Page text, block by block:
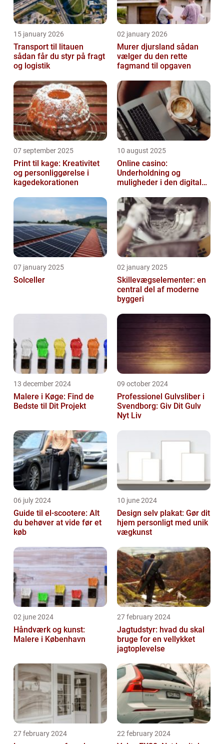
15 january 2026
Transport til litauen
sådan får du styr på fragt
og logistik
02 january 2026
Murer djursland sådan
vælger du den rette
fagmand til opgaven
07 september 2025
Print til kage: Kreativitet
og personliggørelse i
kagedekorationen
10 august 2025
Online casino:
Underholdning og
muligheder i den digitale
07 january 2025
Solceller
02 january 2025
Skillevægselementer: en
central del af moderne
byggeri
13 december 2024
Malere i Køge: Find de
Bedste til Dit Projekt
09 october 2024
Professionel Gulvsliber i
Svendborg: Giv Dit Gulv
Nyt Liv
06 july 2024
Guide til el-scootere: Alt
du behøver at vide før et
køb
10 june 2024
Design selv plakat: Gør dit
hjem personligt med unik
vægkunst
02 june 2024
Håndværk og kunst:
Malere i København
27 february 2024
Jagtudstyr: hvad du skal
bruge for en vellykket
jagtoplevelse
27 february 2024 22 february 2024